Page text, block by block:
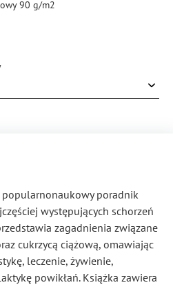
90 g/m2
popularnonaukowy poradnik
występujących schorzeń
zagadnienia związane
cukrzycą ciążową, omawiając
leczenie, żywienie,
powikłań. Książka zawiera